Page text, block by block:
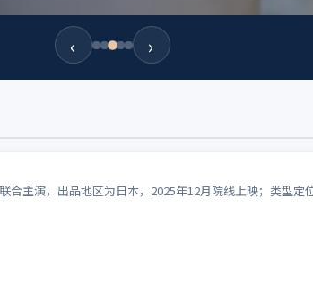
‹ ›
合主演，出品地区为日本，2025年12月院线上映；类型